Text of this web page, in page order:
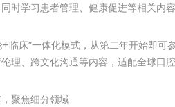
时学习患者管理、健康促进等相关内
临床”一体化模式，从第二年开始即可
理、跨文化沟通等内容，适配全球口
聚焦细分领域